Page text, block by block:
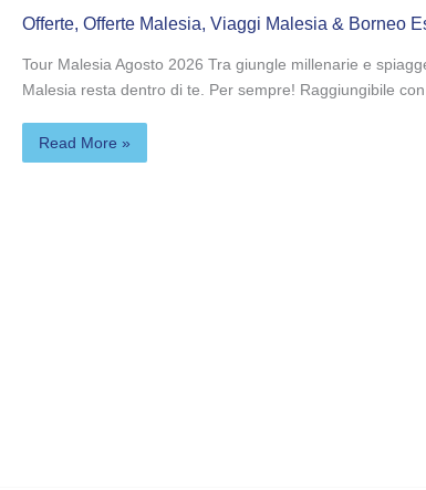
Offerte, Offerte Malesia, Viaggi Malesia & Borneo
Tour Malesia Agosto 2026 Tra giungle millenarie e
Malesia resta dentro di te. Per sempre! Raggiungibile
Read More »